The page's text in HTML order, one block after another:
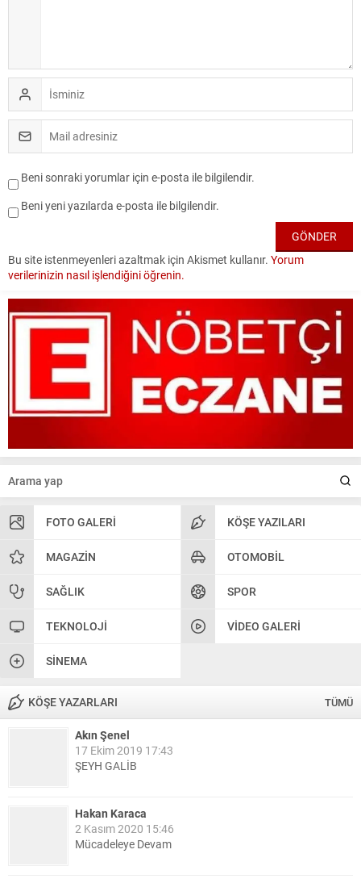
FOTO GALERI KÖŞE YAZILARI
MAGAZIN OTOMOBIL
SAĞLIK SPOR
TEKNOLOJI VIDEO GALERI
SINEMA
KÖŞE YAZARLARI TÜMÜ
Akın Şenel
17 Ekim 2019 17:43
ŞEYH GALİB
Hakan Karaca
2 Kasım 2020 15:46
Mücadeleye Devam
Beni sonraki yorumlar için e-posta ile bilgilendir.
Beni yeni yazılarda e-posta ile bilgilendir.
Bu site istenmeyenleri azaltmak için Akismet kullanır. Yorum
verilerinizin nasıl işlendiğini öğrenin.